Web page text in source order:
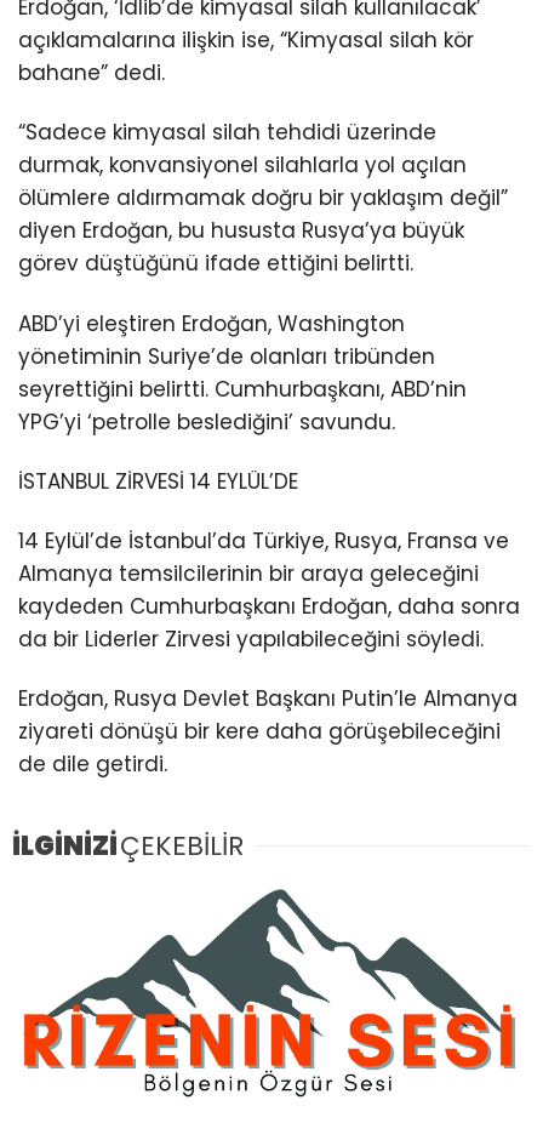
Erdoğan, ‘İdlib’de kimyasal silah kullanılacak’
açıklamalarına ilişkin ise, “Kimyasal silah kör
bahane” dedi.
“Sadece kimyasal silah tehdidi üzerinde
durmak, konvansiyonel silahlarla yol açılan
ölümlere aldırmamak doğru bir yaklaşım değil”
diyen Erdoğan, bu hususta Rusya’ya büyük
görev düştüğünü ifade ettiğini belirtti.
ABD’yi eleştiren Erdoğan, Washington
yönetiminin Suriye’de olanları tribünden
seyrettiğini belirtti. Cumhurbaşkanı, ABD’nin
YPG’yi ‘petrolle beslediğini’ savundu.
İSTANBUL ZİRVESİ 14 EYLÜL’DE
14 Eylül’de İstanbul’da Türkiye, Rusya, Fransa ve
Almanya temsilcilerinin bir araya geleceğini
kaydeden Cumhurbaşkanı Erdoğan, daha sonra
da bir Liderler Zirvesi yapılabileceğini söyledi.
Erdoğan, Rusya Devlet Başkanı Putin’le Almanya
ziyareti dönüşü bir kere daha görüşebileceğini
de dile getirdi.
İLGİNİZİÇEKEBİLİR